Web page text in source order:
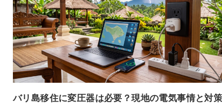
バリ島移住に変圧器は必要？現地の電気事情と対